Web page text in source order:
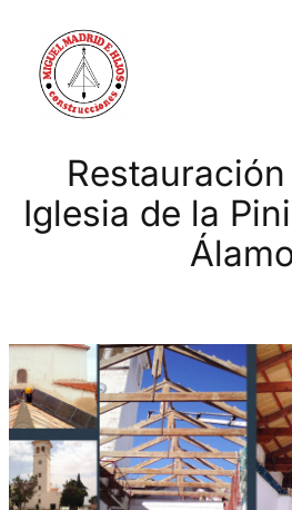
contenido
Iglesia de la